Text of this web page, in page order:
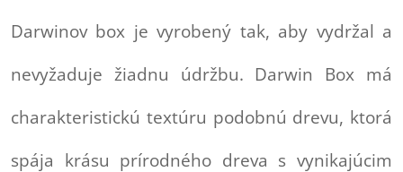
Darwinov box je vyrobený tak, aby vydržal a
nevyžaduje žiadnu údržbu. Darwin Box má
charakteristickú textúru podobnú drevu, ktorá
spája krásu prírodného dreva s vynikajúcim